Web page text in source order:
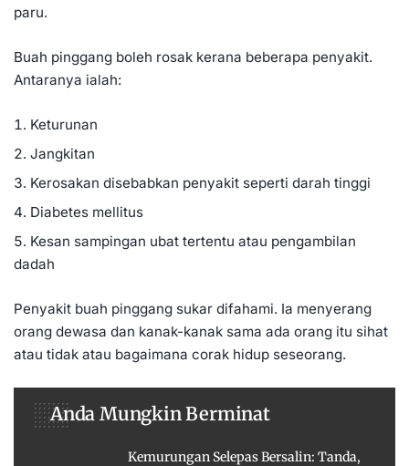
paru.
Buah pinggang boleh rosak kerana beberapa penyakit.
Antaranya ialah:
Keturunan
Jangkitan
Kerosakan disebabkan penyakit seperti darah tinggi
Diabetes mellitus
Kesan sampingan ubat tertentu atau pengambilan
dadah
Penyakit buah pinggang sukar difahami. Ia menyerang
orang dewasa dan kanak-kanak sama ada orang itu sihat
atau tidak atau bagaimana corak hidup seseorang.
Anda Mungkin Berminat
Kemurungan Selepas Bersalin: Tanda,